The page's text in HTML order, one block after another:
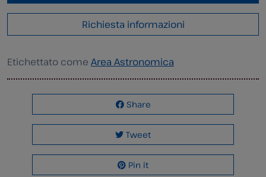
Richiesta informazioni
Etichettato come Area Astronomica
Share
Tweet
Pin it